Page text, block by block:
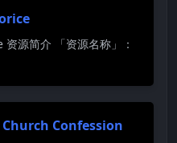
源简介 「资源名称」：
Confession